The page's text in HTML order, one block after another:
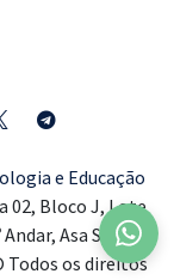
e Educação
02, Bloco J, Lote
Asa Sul,
Todos os direitos